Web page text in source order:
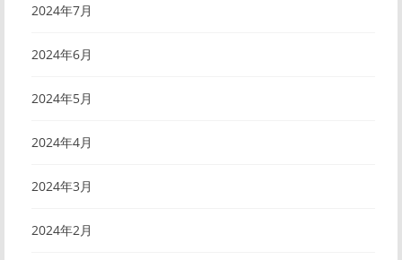
2024年7月
2024年6月
2024年5月
2024年4月
2024年3月
2024年2月